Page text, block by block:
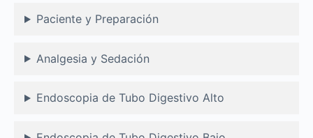
Paciente y Preparación
Analgesia y Sedación
Endoscopia de Tubo Digestivo Alto